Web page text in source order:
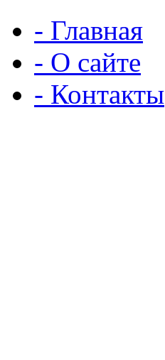
- Главная
- О сайте
- Контакты